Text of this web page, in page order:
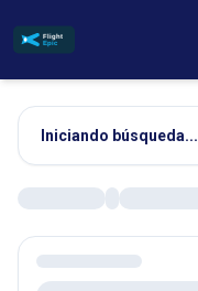
Iniciando búsqueda...